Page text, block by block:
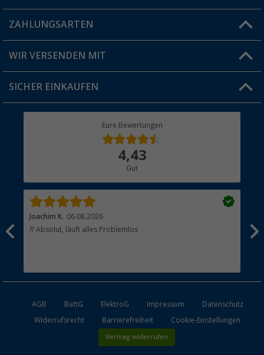
Blog
Jobs & Karriere
FAQ & Kontakt
Versandinformationen
Rücksendung
ZAHLUNGSARTEN
WIR VERSENDEN MIT
SICHER EINKAUFEN
Eure Bewertungen
4,43
Gut
Joachim K. 06.08.2026
?? Absolut, läuft alles Problemlos
AGB BattG ElektroG Impressum
Datenschutz
Widerrufsrecht
Barrierefreiheit Cookie-Einstellungen
Vertrag widerrufen